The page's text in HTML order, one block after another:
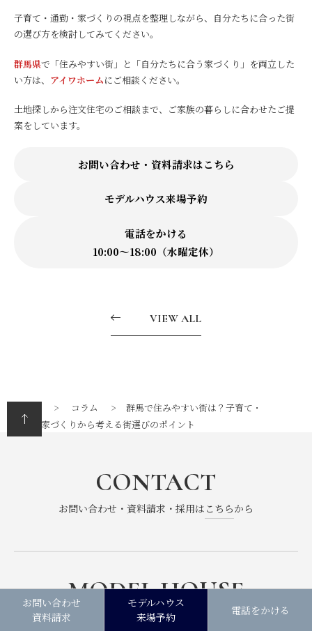
子育て・通勤・家づくりの視点を整理しながら、自分たちに合った街
の選び方を検討してみてください。
群馬県で「住みやすい街」と「自分たちに合う家づくり」を両立した
い方は、 アイワホームにご相談ください。
土地探しから注文住宅のご相談まで、ご家族の暮らしに合わせたご提
案をしています。
お問い合わせ・資料請求はこちら
モデルハウス来場予約
電話をかける
10:00〜18:00（水曜定休）
VIEW ALL
コラム
群馬で住みやすい街は？子育て・
通勤・家づくりから考える街選びのポイント
CONTACT
お問い合わせ・資料請求・採用は こちらから
MODEL HOUSE
モデルハウス一覧は
お問い合わせ
資料請求
モデルハウス
来場予約
電話をかける